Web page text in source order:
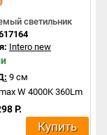
светильник
Intero new
9 см
W 4000K 360Lm
Р.
Купить